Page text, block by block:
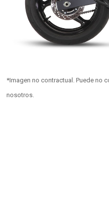
*Imagen no contractual. Puede no
nosotros.